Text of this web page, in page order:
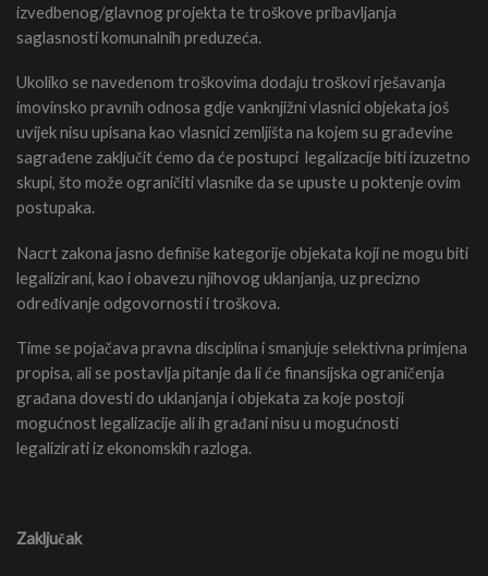
izvedbenog/glavnog projekta te troškove pribavljanja
saglasnosti komunalnih preduzeća.
Ukoliko se navedenom troškovima dodaju troškovi rješavanja
imovinsko pravnih odnosa gdje vanknjižni vlasnici objekata još
uvijek nisu upisana kao vlasnici zemljišta na kojem su građevine
sagrađene zaključit ćemo da će postupci legalizacije biti izuzetno
skupi, što može ograničiti vlasnike da se upuste u poktenje ovim
postupaka.
Nacrt zakona jasno definiše kategorije objekata koji ne mogu biti
legalizirani, kao i obavezu njihovog uklanjanja, uz precizno
određivanje odgovornosti i troškova.
Time se pojačava pravna disciplina i smanjuje selektivna primjena
propisa, ali se postavlja pitanje da li će finansijska ograničenja
građana dovesti do uklanjanja i objekata za koje postoji
mogućnost legalizacije ali ih građani nisu u mogućnosti
legalizirati iz ekonomskih razloga.
Zaključak